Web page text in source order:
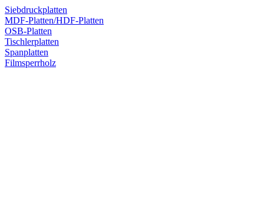
Siebdruckplatten
MDF-Platten/HDF-Platten
OSB-Platten
Tischlerplatten
Spanplatten
Filmsperrholz